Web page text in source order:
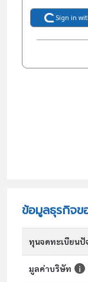
Sign in
ข้อมูลธุรกิจ
ทุนจดทะเบียนปั
มูลค่าบริษัท